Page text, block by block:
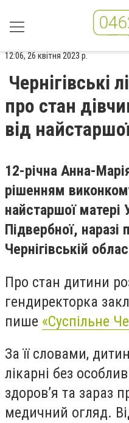
12:06, 26 квітня 2023 р.
Чернігівські
про стан
від
12-річна Анна-
рішенням
найстаршої матері
Підвербної, наразі
Чернігівській
Про стан дитини
гендиректорка
пише «Суспільне
За її словами,
лікарні без
здоров’я та зараз
медичний огляд.